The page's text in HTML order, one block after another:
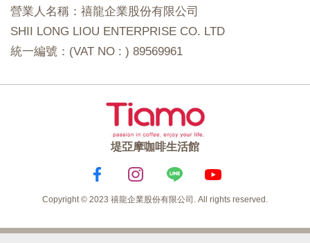
營業人名稱：禧龍企業股份有限公司
SHII LONG LIOU ENTERPRISE CO. LTD
統一編號：(VAT NO : ) 89569961
堤亞摩咖啡生活館
Copyright © 2023 禧龍企業股份有限公司. All rights reserved.